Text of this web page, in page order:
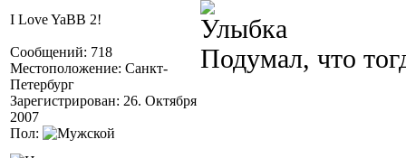
I Love YaBB 2!
Сообщений: 718
Местоположение: Санкт-
Петербург
Зарегистрирован: 26. Октября
2007
Пол:
Подумал, что